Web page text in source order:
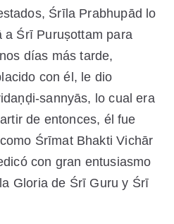
Śrīla Prabhupād lo
a Śrī Puruṣottam para
días más tarde,
con él, le dio
sannyās, lo cual era
de entonces, él fue
Śrīmat Bhakti Vichār
con gran entusiasmo
Gloria de Śrī Guru y Śrī